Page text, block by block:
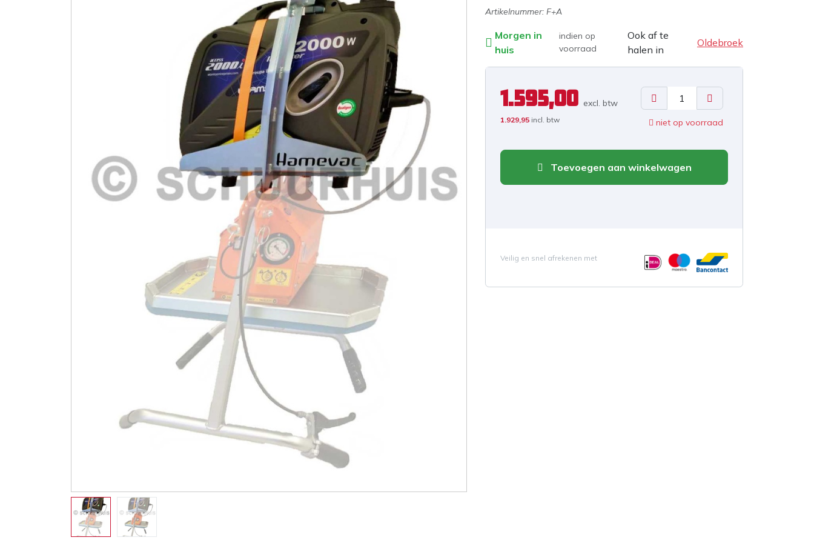
Artikelnummer: F+A
Morgen in
huis
indien op
voorraad
Ook af te
halen in
Oldebroek
1.595,00 excl. btw
1.929,95 incl. btw niet op voorraad
Toevoegen aan winkelwagen
Veilig en snel afrekenen met